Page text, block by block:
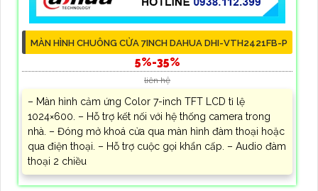
MÀN HÌNH CHUÔNG CỬA 7INCH DAHUA DHI-VTH2421FB-P
5%-35%
liên hệ
– Màn hình cảm ứng Color 7-inch TFT LCD tỉ lệ
1024×600. – Hỗ trợ kết nối với hệ thống camera trong
nhà. – Đóng mở khoá cửa qua màn hình đàm thoại hoặc
qua điện thoại. – Hỗ trợ cuộc gọi khẩn cấp. – Audio đàm
thoại 2 chiều